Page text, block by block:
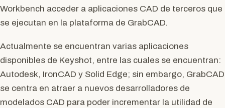
Workbench acceder a aplicaciones CAD de terceros que
se ejecutan en la plataforma de GrabCAD.
Actualmente se encuentran varias aplicaciones
disponibles de Keyshot, entre las cuales se encuentran:
Autodesk, IronCAD y Solid Edge; sin embargo, GrabCAD
se centra en atraer a nuevos desarrolladores de
modelados CAD para poder incrementar la utilidad de